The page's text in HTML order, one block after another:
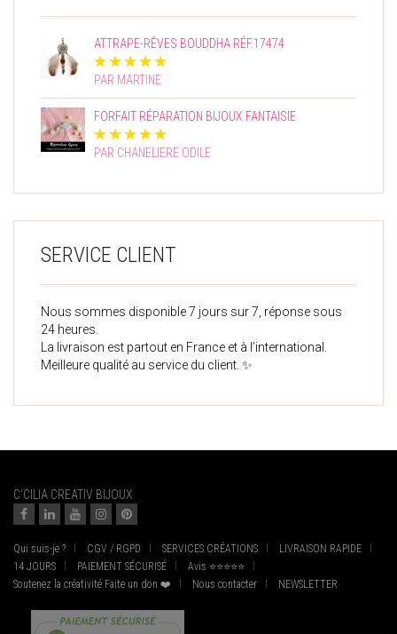
ATTRAPE-RÊVES BOUDDHA RÉF.17474
PAR MARTINE
FORFAIT RÉPARATION BIJOUX FANTAISIE
PAR CHANELIERE ODILE
SERVICE CLIENT
Nous sommes disponible 7 jours sur 7, réponse sous
24 heures.
La livraison est partout en France et à l’international.
Meilleure qualité au service du client. ✨
C'CILIA CREATIV BIJOUX
Qui suis-je ? CGV / RGPD SERVICES CRÉATIONS
LIVRAISON RAPIDE
14 JOURS
PAIEMENT SÉCURISÉ
Avis ⭐⭐⭐⭐⭐
Soutenez la créativité Faite un don ❤️
Nous contacter NEWSLETTER